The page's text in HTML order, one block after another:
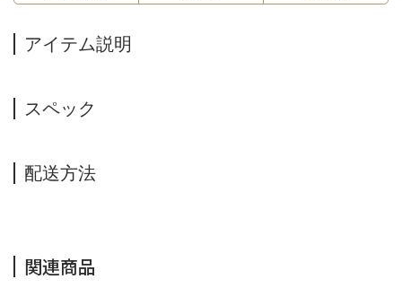
アイテム説明
スペック
配送方法
関連商品